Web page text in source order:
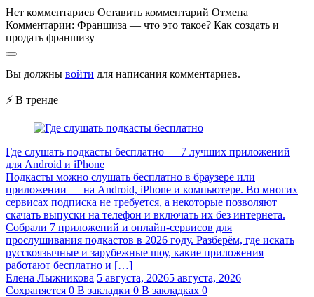
Нет комментариев Оставить комментарий Отмена
Комментарии: Франшиза — что это такое? Как создать и
продать франшизу
Вы должны войти для написания комментариев.
⚡ В тренде
Где слушать подкасты бесплатно — 7 лучших приложений
для Android и iPhone
Подкасты можно слушать бесплатно в браузере или
приложении — на Android, iPhone и компьютере. Во многих
сервисах подписка не требуется, а некоторые позволяют
скачать выпуски на телефон и включать их без интернета.
Собрали 7 приложений и онлайн-сервисов для
прослушивания подкастов в 2026 году. Разберём, где искать
русскоязычные и зарубежные шоу, какие приложения
работают бесплатно и […]
Елена Лыжникова 5 августа, 20265 августа, 2026
Сохраняется 0 В закладки 0 В закладках 0